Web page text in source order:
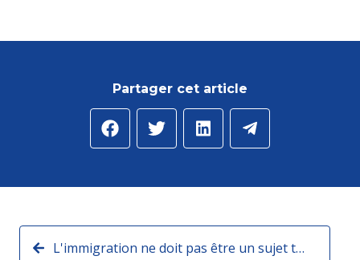
Partager cet article
L'immigration ne doit pas être un sujet tabou